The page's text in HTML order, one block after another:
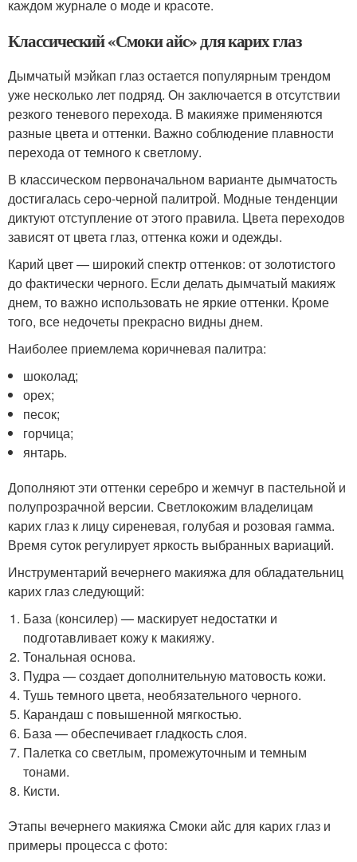
каждом журнале о моде и красоте.
Классический «Смоки айс» для карих глаз
Дымчатый мэйкап глаз остается популярным трендом
уже несколько лет подряд. Он заключается в отсутствии
резкого теневого перехода. В макияже применяются
разные цвета и оттенки. Важно соблюдение плавности
перехода от темного к светлому.
В классическом первоначальном варианте дымчатость
достигалась серо-черной палитрой. Модные тенденции
диктуют отступление от этого правила. Цвета переходов
зависят от цвета глаз, оттенка кожи и одежды.
Карий цвет — широкий спектр оттенков: от золотистого
до фактически черного. Если делать дымчатый макияж
днем, то важно использовать не яркие оттенки. Кроме
того, все недочеты прекрасно видны днем.
Наиболее приемлема коричневая палитра:
шоколад;
орех;
песок;
горчица;
янтарь.
Дополняют эти оттенки серебро и жемчуг в пастельной и
полупрозрачной версии. Светлокожим владелицам
карих глаз к лицу сиреневая, голубая и розовая гамма.
Время суток регулирует яркость выбранных вариаций.
Инструментарий вечернего макияжа для обладательниц
карих глаз следующий:
База (консилер) — маскирует недостатки и
подготавливает кожу к макияжу.
Тональная основа.
Пудра — создает дополнительную матовость кожи.
Тушь темного цвета, необязательного черного.
Карандаш с повышенной мягкостью.
База — обеспечивает гладкость слоя.
Палетка со светлым, промежуточным и темным
тонами.
Кисти.
Этапы вечернего макияжа Смоки айс для карих глаз и
примеры процесса с фото: